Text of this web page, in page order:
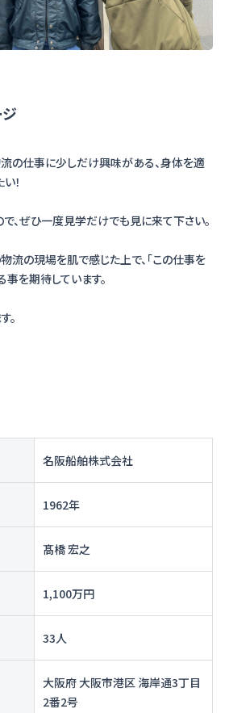
の仕事に少しだけ興味がある、身体を適
！
、ぜひ一度見学だけでも見に来て下さい。
物流の現場を肌で感じた上で、「この仕事を
事を期待しています。
。
名阪船舶株式会社
1962年
髙橋 宏之
1,100万円
33人
大阪府 大阪市港区 海岸通3丁目
2番2号